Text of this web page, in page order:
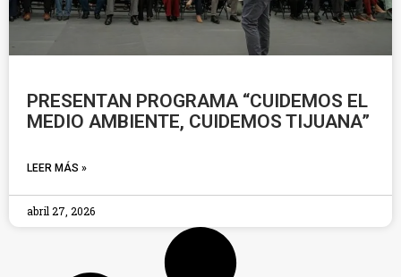
PRESENTAN PROGRAMA “CUIDEMOS EL
MEDIO AMBIENTE, CUIDEMOS TIJUANA”
LEER MÁS »
abril 27, 2026